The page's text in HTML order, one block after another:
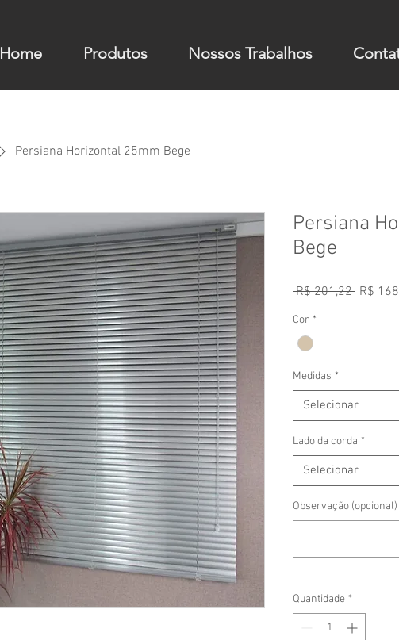
Home Produtos Nossos Trabalhos
Persiana Horizontal 25mm Bege
Persiana
Bege
R$ 201,22 Preço
R$
Cor *
Medidas *
Selecionar
Lado da corda *
Selecionar
Observação (opcional)
Quantidade *